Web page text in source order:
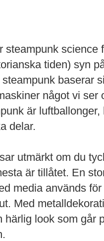
steampunk science
tiden) syn
baserar
något vi ser
är
delar.
utmärkt om du
är tillåtet. En
media används
Med
härlig look som går